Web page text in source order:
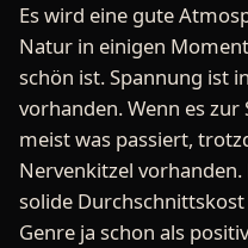
Es wird eine gute
Natur in einigen
schön ist. Spannung ist
vorhanden. Wenn es
meist was passiert,
Nervenkitzel
solide
Genre ja schon als